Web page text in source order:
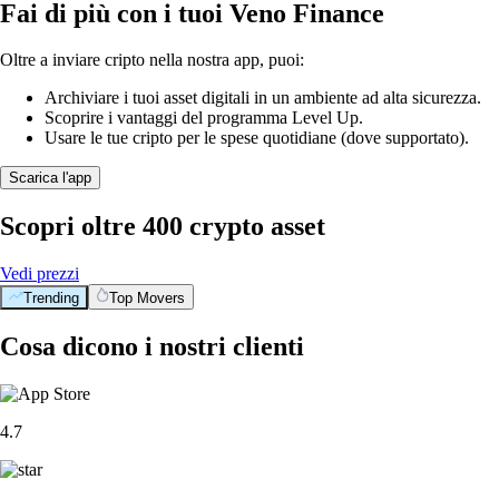
Fai di più con i tuoi Veno Finance
Oltre a inviare cripto nella nostra app, puoi:
Archiviare i tuoi asset digitali in un ambiente ad alta sicurezza.
Scoprire i vantaggi del programma Level Up.
Usare le tue cripto per le spese quotidiane (dove supportato).
Scarica l'app
Scopri oltre 400 crypto asset
Vedi prezzi
Trending Top Movers
Cosa dicono i nostri clienti
4.7